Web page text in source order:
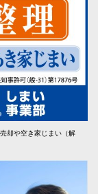
却や空き家じまい（解